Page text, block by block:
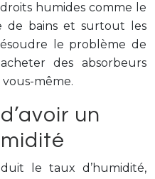
humides comme le
de bains et surtout les
le problème de
des absorbeurs
même.
un
le taux d’humidité,